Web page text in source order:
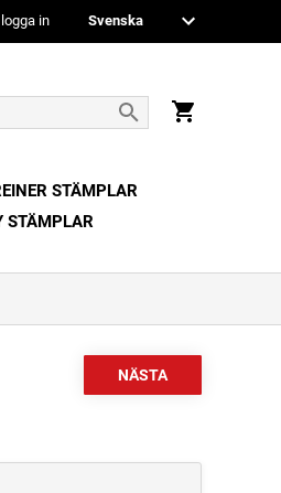
logga in
STÄMPLAR
STÄMPLAR